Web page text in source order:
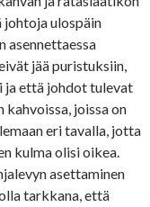
johtoja ulospäin
asennettaessa
jää puristuksiin,
ja että johdot tulevat
joissa on
eri tavalla, jotta
kulma olisi oikea.
asettaminen
tarkkana, että